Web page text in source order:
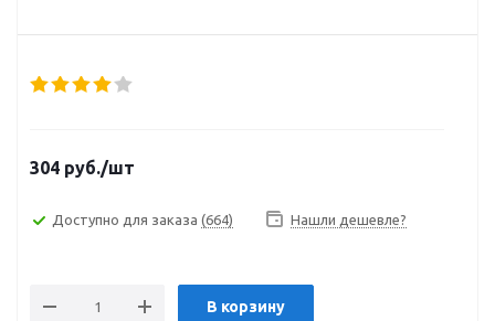
304 руб./шт
Доступно для заказа (664) Нашли дешевле?
В корзину